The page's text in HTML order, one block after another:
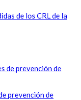
de los CRL de la
prevención de